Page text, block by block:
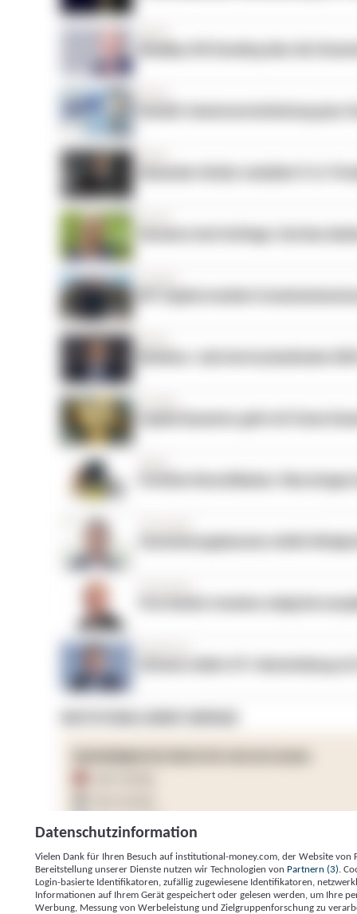
Datenschutzinformation
Vielen Dank für Ihren Besuch auf institutional-money.com, der Website von
Bereitstellung unserer Dienste nutzen wir Technologien von Partnern (3) .
Login-basierte Identifikatoren, zufällig zugewiesene Identifikatoren,
Informationen auf Ihrem Gerät gespeichert oder gelesen werden, um Ihre
Werbung, Messung von Werbeleistung und Zielgruppenforschung zu